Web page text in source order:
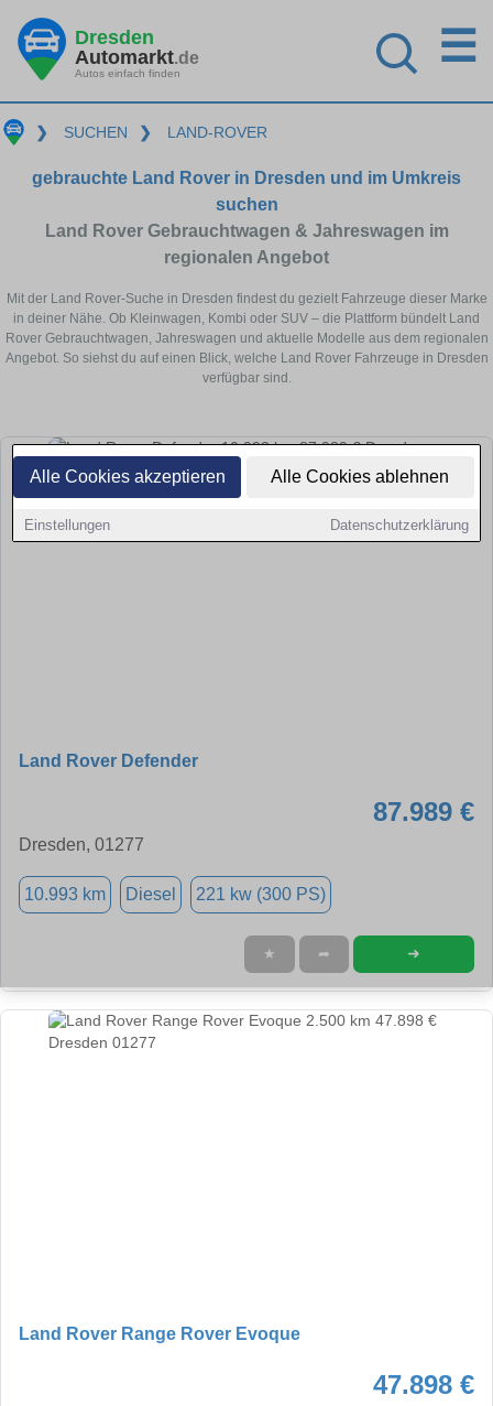
Alle Cookies akzeptieren Alle Cookies ablehnen
Einstellungen Datenschutzerklärung
Dresden
Automarkt.de
Autos einfach finden
☰
❯ SUCHEN ❯ LAND-ROVER
gebrauchte Land Rover in Dresden und im Umkreis
suchen
Land Rover Gebrauchtwagen & Jahreswagen im
regionalen Angebot
Mit der Land Rover-Suche in Dresden findest du gezielt Fahrzeuge dieser Marke
in deiner Nähe. Ob Kleinwagen, Kombi oder SUV – die Plattform bündelt Land
Rover Gebrauchtwagen, Jahreswagen und aktuelle Modelle aus dem regionalen
Angebot. So siehst du auf einen Blick, welche Land Rover Fahrzeuge in Dresden
verfügbar sind.
Land Rover Defender
87.989 €
Dresden, 01277
10.993 km Diesel 221 kw (300 PS)
★ ➦ ➜
Land Rover Range Rover Evoque
47.898 €